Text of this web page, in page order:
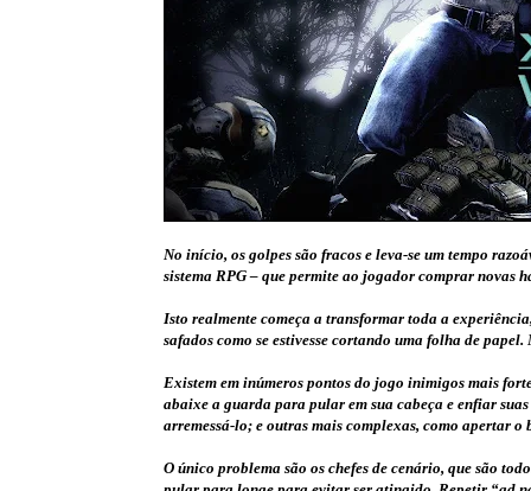
No início, os golpes são fracos e leva-se um tempo
sistema RPG – que permite ao jogador comprar novas
Isto realmente começa a transformar toda a
safados como se estivesse cortando uma folha de
Existem em inúmeros pontos do jogo inimigos mais
abaixe a guarda para pular em sua cabeça e enfiar
arremessá-lo; e outras mais complexas, como apertar
O único problema são os chefes de cenário, que são